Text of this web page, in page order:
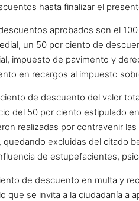
hasta finalizar el
aprobados son el
un 50 por ciento de
impuesto de pavimento y
en recargos al impuesto
de descuento del valor
del 50 por ciento estipulado
realizadas por contravenir
quedando excluidas del citado
de estupefacientes,
de descuento en multa y
que se invita a la ciudadanía a